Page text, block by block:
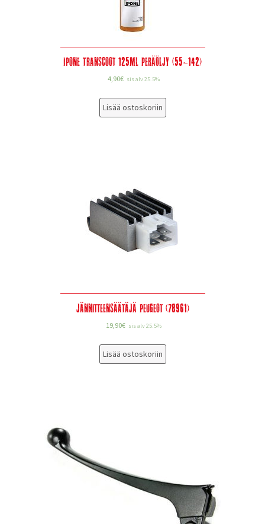
Ipone Transcoot 125ml peräöljy (55-142)
4,90€ sis alv 25.5%
Lisää ostoskoriin
Jännitteensäätäjä Peugeot (78961)
19,90€ sis alv 25.5%
Lisää ostoskoriin